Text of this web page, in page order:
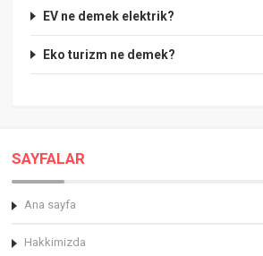
EV ne demek elektrik?
Eko turizm ne demek?
SAYFALAR
Ana sayfa
Hakkimizda